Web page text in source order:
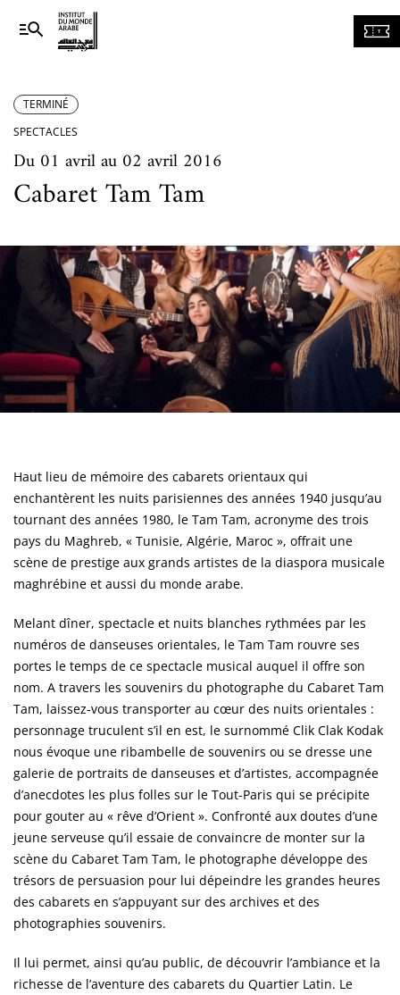
Navigation
principale
TERMINÉ
SPECTACLES
Du 01 avril au 02 avril 2016
Cabaret Tam Tam
Haut lieu de mémoire des cabarets orientaux qui
enchantèrent les nuits parisiennes des années 1940 jusqu’au
tournant des années 1980, le Tam Tam, acronyme des trois
pays du Maghreb, « Tunisie, Algérie, Maroc », offrait une
scène de prestige aux grands artistes de la diaspora musicale
maghrébine et aussi du monde arabe.
Melant dîner, spectacle et nuits blanches rythmées par les
numéros de danseuses orientales, le Tam Tam rouvre ses
portes le temps de ce spectacle musical auquel il offre son
nom. A travers les souvenirs du photographe du Cabaret Tam
Tam, laissez-vous transporter au cœur des nuits orientales :
personnage truculent s’il en est, le surnommé Clik Clak Kodak
nous évoque une ribambelle de souvenirs ou se dresse une
galerie de portraits de danseuses et d’artistes, accompagnée
d’anecdotes les plus folles sur le Tout-Paris qui se précipite
pour gouter au « rêve d’Orient ». Confronté aux doutes d’une
jeune serveuse qu’il essaie de convaincre de monter sur la
scène du Cabaret Tam Tam, le photographe développe des
trésors de persuasion pour lui dépeindre les grandes heures
des cabarets en s’appuyant sur des archives et des
photographies souvenirs.
Il lui permet, ainsi qu’au public, de découvrir l’ambiance et la
richesse de l’aventure des cabarets du Quartier Latin. Le